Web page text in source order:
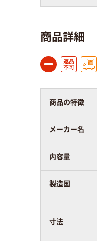
商品詳細
商品の特徴
メーカー名
内容量
製造国
寸法